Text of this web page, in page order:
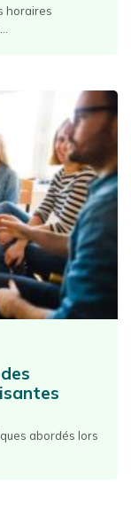
horaires
abordés lors